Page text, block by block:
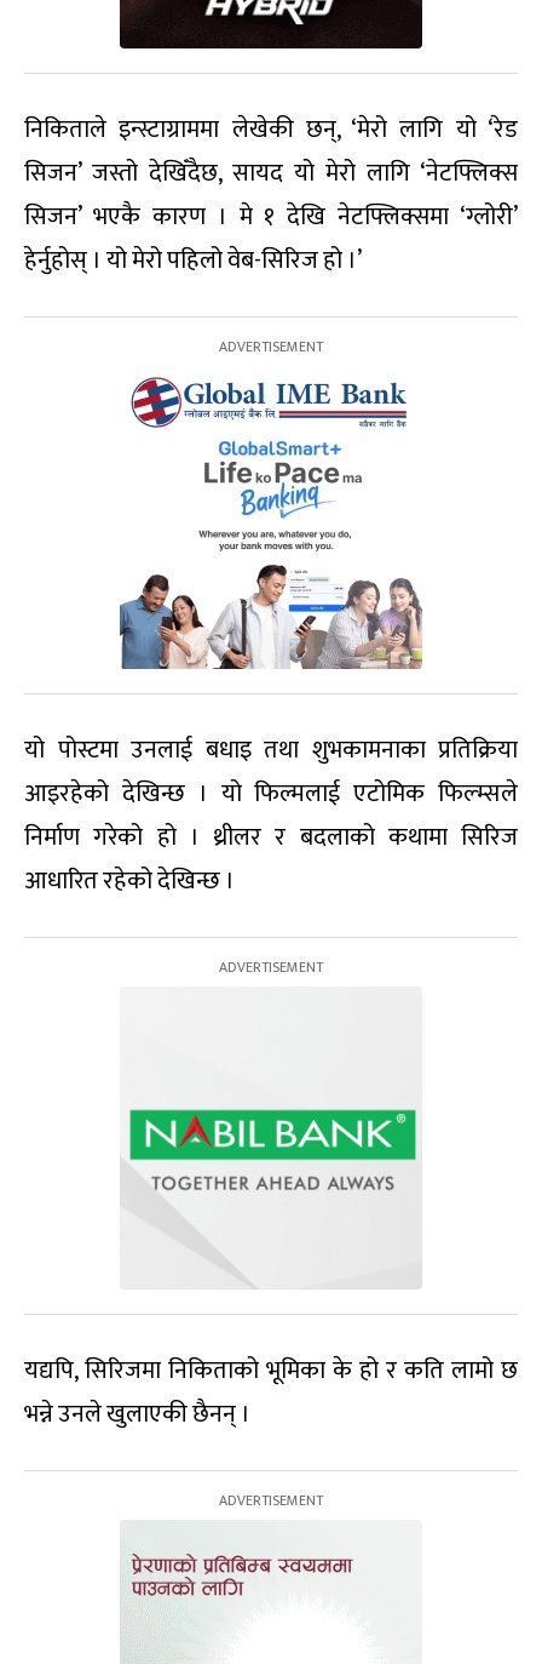
निकिताले इन्स्टाग्राममा लेखेकी छन्, ‘मेरो लागि यो ‘रेड
सिजन’ जस्तो देखिँदैछ, सायद यो मेरो लागि ‘नेटफ्लिक्स
सिजन’ भएकै कारण । मे १ देखि नेटफ्लिक्समा ‘ग्लोरी’
हेर्नुहोस् । यो मेरो पहिलो वेब-सिरिज हो ।’
यो पोस्टमा उनलाई बधाइ तथा शुभकामनाका प्रतिक्रिया
आइरहेको देखिन्छ । यो फिल्मलाई एटोमिक फिल्म्सले
निर्माण गरेको हो । थ्रीलर र बदलाको कथामा सिरिज
आधारित रहेको देखिन्छ ।
यद्यपि, सिरिजमा निकिताको भूमिका के हो र कति लामो छ
भन्ने उनले खुलाएकी छैनन् ।